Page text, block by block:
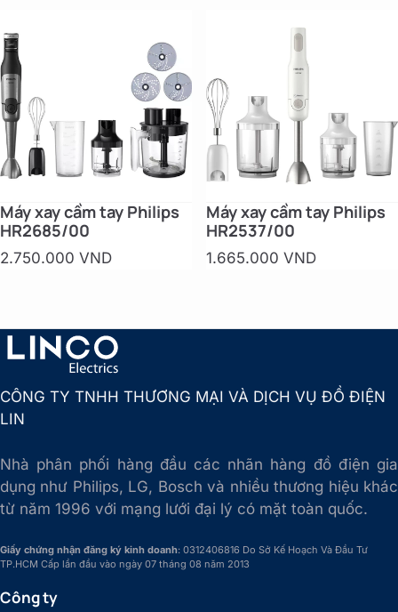
Máy xay cầm tay Philips
HR2685/00
2.750.000 VND
Máy xay cầm tay Philips
HR2537/00
1.665.000 VND
CÔNG TY TNHH THƯƠNG MẠI VÀ DỊCH VỤ ĐỒ ĐIỆN
LIN
Nhà phân phối hàng đầu các nhãn hàng đồ điện gia
dụng như Philips, LG, Bosch và nhiều thương hiệu khác
từ năm 1996 với mạng lưới đại lý có mặt toàn quốc.
Giấy chứng nhận đăng ký kinh doanh: 0312406816 Do Sở Kế Hoạch Và Đầu Tư
TP.HCM Cấp lần đầu vào ngày 07 tháng 08 năm 2013
Công ty